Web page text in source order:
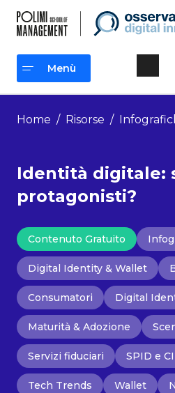
contenuto
Menù
Menù
Home / Risorse /
Identità digitale:
protagonisti?
Contenuto Gratuito
Digital Identity & Wallet
Consumatori Digital
Maturità & Adozione
Servizi fiduciari SPID e
Tech Trends Wallet